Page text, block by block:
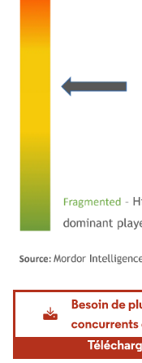
Image © Mordor Intelligence.